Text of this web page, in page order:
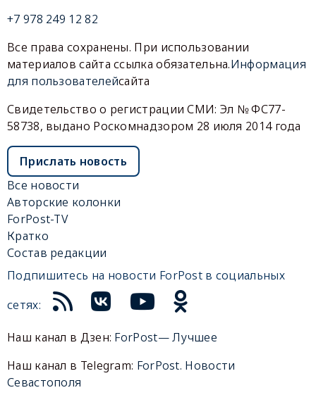
+7 978 249 12 82
Все права сохранены. При использовании
материалов сайта ссылка обязательна.Информация
для пользователейсайта
Свидетельство о регистрации СМИ: Эл № ФС77-
58738, выдано Роскомнадзором 28 июля 2014 года
Прислать новость
Все новости
Авторские колонки
ForPost-TV
Кратко
Состав редакции
Подпишитесь на новости ForPost в социальных
сетях:
Наш канал в Дзен: ForPost— Лучшее
Наш канал в Telegram: ForPost. Новости
Севастополя